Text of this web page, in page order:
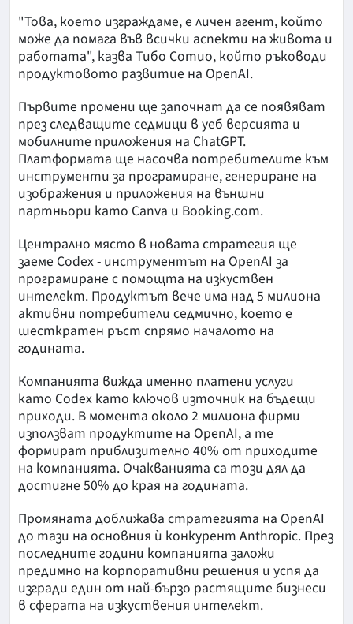
"Това, което изграждаме, е личен агент, който
може да помага във всички аспекти на живота и
работата", казва Тибо Сотио, който ръководи
продуктовото развитие на OpenAI.
Първите промени ще започнат да се появяват
през следващите седмици в уеб версията и
мобилните приложения на ChatGPT.
Платформата ще насочва потребителите към
инструменти за програмиране, генериране на
изображения и приложения на външни
партньори като Canva и Booking.com.
Централно място в новата стратегия ще
заеме Codex - инструментът на OpenAI за
програмиране с помощта на изкуствен
интелект. Продуктът вече има над 5 милиона
активни потребители седмично, което е
шесткратен ръст спрямо началото на
годината.
Компанията вижда именно платени услуги
като Codex като ключов източник на бъдещи
приходи. В момента около 2 милиона фирми
използват продуктите на OpenAI, а те
формират приблизително 40% от приходите
на компанията. Очакванията са този дял да
достигне 50% до края на годината.
Промяната доближава стратегията на OpenAI
до тази на основния ѝ конкурент Anthropic. През
последните години компанията заложи
предимно на корпоративни решения и успя да
изгради един от най-бързо растящите бизнеси
в сферата на изкуствения интелект.